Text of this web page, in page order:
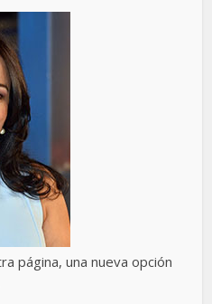
página, una nueva opción